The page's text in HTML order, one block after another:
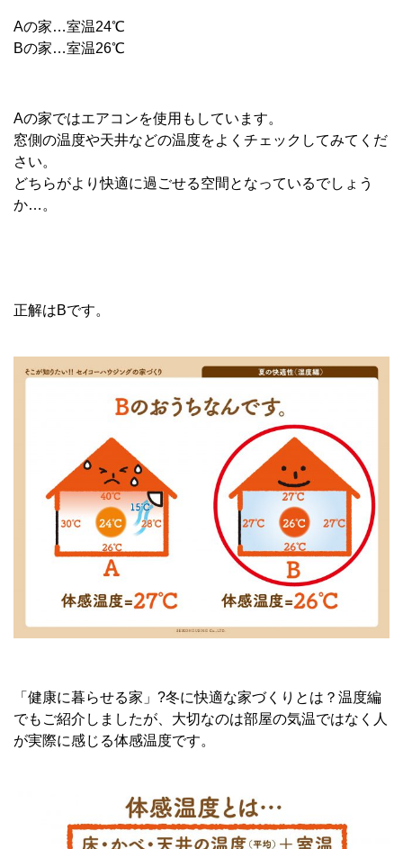
Aの家…室温24℃
Bの家…室温26℃
Aの家ではエアコンを使用もしています。
窓側の温度や天井などの温度をよくチェックしてみてくだ
さい。
どちらがより快適に過ごせる空間となっているでしょう
か…。
正解はBです。
「健康に暮らせる家」?冬に快適な家づくりとは？温度編
でもご紹介しましたが、大切なのは部屋の気温ではなく人
が実際に感じる体感温度です。